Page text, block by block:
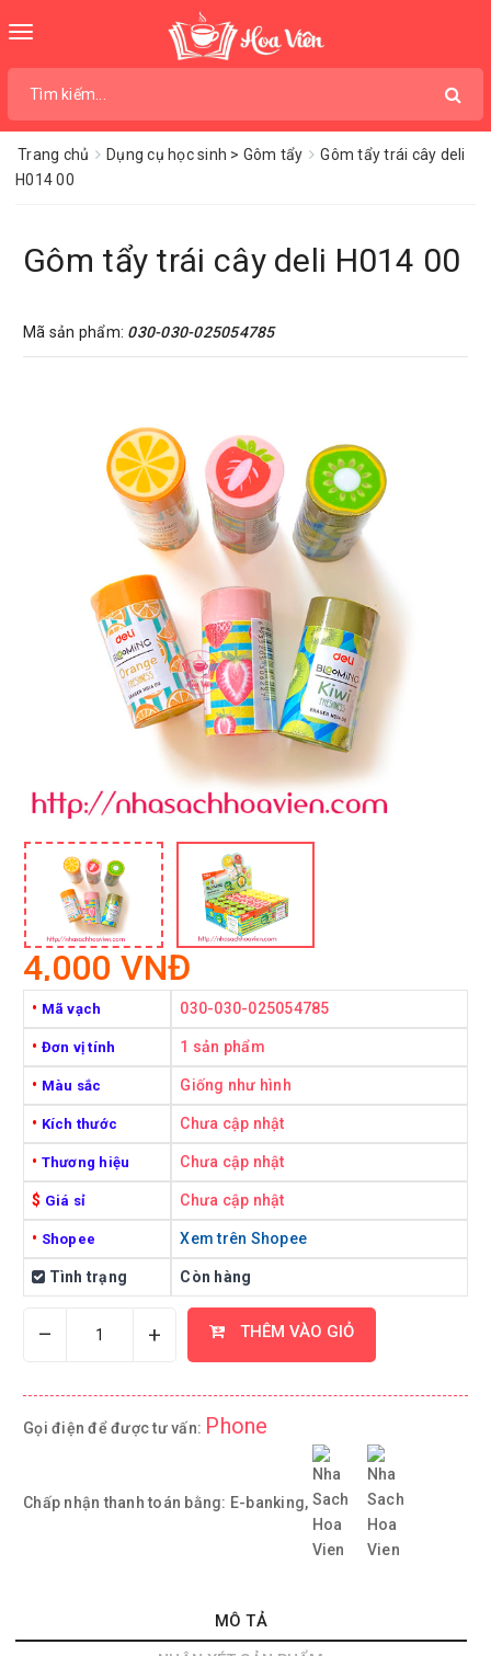
Toggle
Trang chủ Dụng cụ học sinh > Gôm tẩy
Gôm tẩy trái cây deli
H014 00
Gôm tẩy trái cây deli H014 00
Mã sản phẩm: 030-030-025054785
4,000 VNĐ
• Mã vạch 030-030-025054785
• Đơn vị tính 1 sản phẩm
• Màu sắc Giống như hình
• Kích thước Chưa cập nhật
• Thương hiệu Chưa cập nhật
$ Giá sỉ Chưa cập nhật
• Shopee Xem trên Shopee
Tình trạng Còn hàng
– + THÊM VÀO GIỎ
Gọi điện để được tư vấn: Phone
Chấp nhận thanh toán bằng: E-banking,
MÔ TẢ